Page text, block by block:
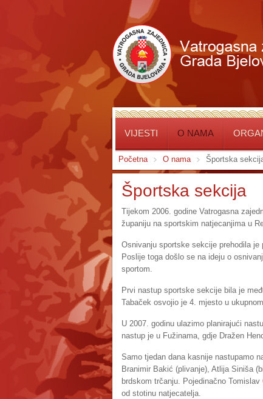
VIJESTI O NAMA
Početna O nama Športska
Športska sekcija
Tijekom 2006. godine Vatrogasna
županiju na sportskim natjecanjima u
Osnivanju sportske sekcije prehodila
Poslije toga došlo se na ideju o
sportom.
Prvi nastup sportske sekcije bila je
Tabaček osvojio je 4. mjesto u
U 2007. godinu ulazimo planirajući
nastup je u Fužinama, gdje Dražen
Samo tjedan dana kasnije nastupamo
Branimir Bakić (plivanje), Atlija Siniša
brdskom trčanju. Pojedinačno
od stotinu natjecatelja.